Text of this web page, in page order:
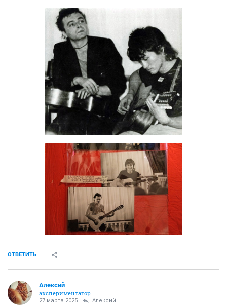
ОТВЕТИТЬ
Алексий
экспериментатор
27 марта 2025 Алексий